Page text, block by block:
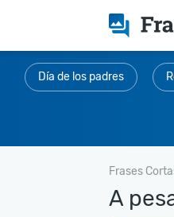
Día de los padres
Frases
A